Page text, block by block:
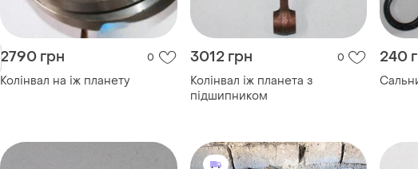
2790 грн 0
Колінвал на іж планету
3012 грн 0
Колінвал іж планета з
підшипником
240